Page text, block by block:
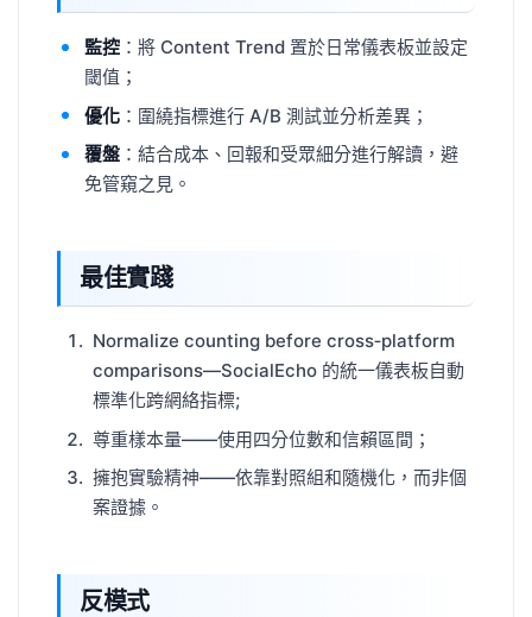
監控：將 Content Trend 置於日常儀表板並設定
閾值；
優化：圍繞指標進行 A/B 測試並分析差異；
覆盤：結合成本、回報和受眾細分進行解讀，避
免管窺之見。
最佳實踐
Normalize counting before cross‑platform
comparisons—SocialEcho 的統一儀表板自動
標準化跨網絡指標;
尊重樣本量——使用四分位數和信賴區間；
擁抱實驗精神——依靠對照組和隨機化，而非個
案證據。
反模式